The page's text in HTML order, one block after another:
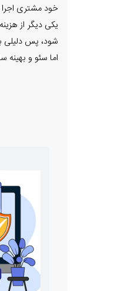
خود مشتری اجرا
یکی دیگر از
شود، پس دلیلی
اما سئو و